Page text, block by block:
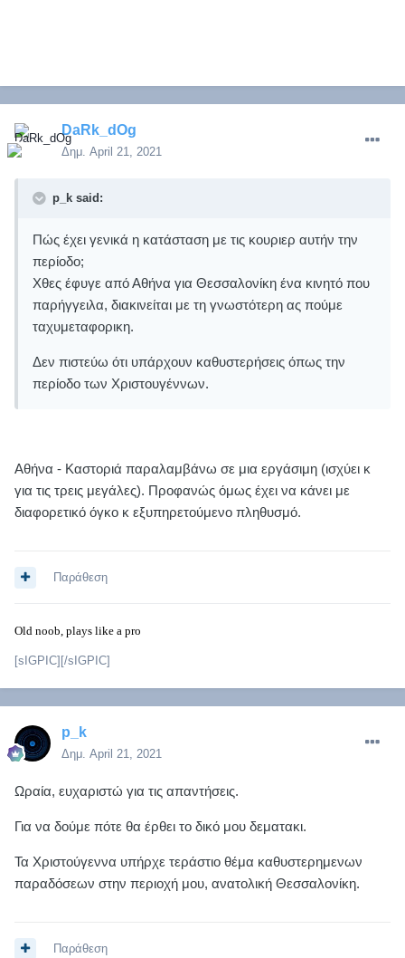
DaRk_dOg
Δημ. April 21, 2021
p_k said:
Πώς έχει γενικά η κατάσταση με τις κουριερ αυτήν την
περίοδο;
Χθες έφυγε από Αθήνα για Θεσσαλονίκη ένα κινητό που
παρήγγειλα, διακινείται με τη γνωστότερη ας πούμε
ταχυμεταφορικη.
Δεν πιστεύω ότι υπάρχουν καθυστερήσεις όπως την
περίοδο των Χριστουγέννων.
Αθήνα - Καστοριά παραλαμβάνω σε μια εργάσιμη (ισχύει κ
για τις τρεις μεγάλες). Προφανώς όμως έχει να κάνει με
διαφορετικό όγκο κ εξυπηρετούμενο πληθυσμό.
Παράθεση
Old noob, plays like a pro
[sIGPIC][/sIGPIC]
p_k
Δημ. April 21, 2021
Ωραία, ευχαριστώ για τις απαντήσεις.
Για να δούμε πότε θα έρθει το δικό μου δεματακι.
Τα Χριστούγεννα υπήρχε τεράστιο θέμα καθυστερημενων
παραδόσεων στην περιοχή μου, ανατολική Θεσσαλονίκη.
Παράθεση